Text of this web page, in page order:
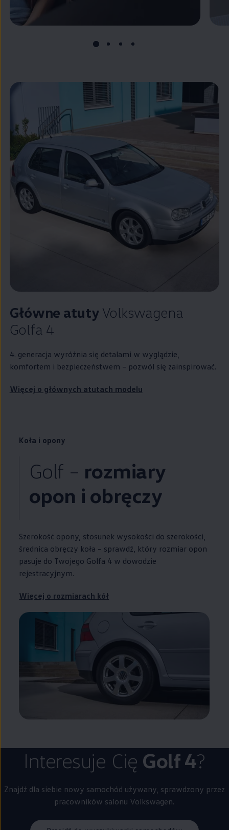
Główne atuty Volkswagena
Golfa 4
4. generacja wyróżnia się detalami w wyglądzie,
komfortem i bezpieczeństwem – pozwól się zainspirować.
Więcej o głównych atutach modelu
Koła i opony
Golf – rozmiary
opon i obręczy
Szerokość opony, stosunek wysokości do szerokości,
średnica obręczy koła – sprawdź, który rozmiar opon
pasuje do Twojego Golfa 4 w dowodzie
rejestracyjnym.
Więcej o rozmiarach kół
Interesuje Cię Golf 4?
Znajdź dla siebie nowy samochód używany, sprawdzony przez
pracowników salonu Volkswagen.